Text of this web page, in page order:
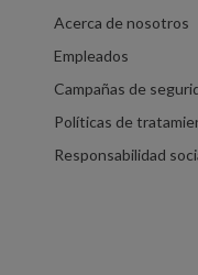
Acerca de nosotros
Empleados
Campañas de
Políticas de
Responsabilidad